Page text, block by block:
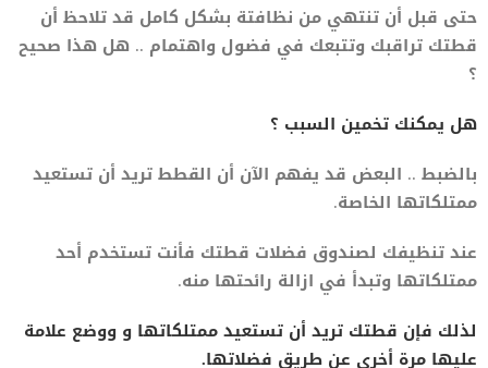
حتى قبل أن تنتهي من نظافتة بشكل كامل قد تلاحظ أن
قطتك تراقبك وتتبعك في فضول واهتمام .. هل هذا صحيح
؟
هل يمكنك تخمين السبب ؟
بالضبط .. البعض قد يفهم الآن أن القطط تريد أن تستعيد
ممتلكاتها الخاصة.
عند تنظيفك لصندوق فضلات قطتك فأنت تستخدم أحد
ممتلكاتها وتبدأ في ازالة رائحتها منه.
لذلك فإن قطتك تريد أن تستعيد ممتلكاتها و ووضع علامة
عليها مرة أخرى عن طريق فضلاتها.